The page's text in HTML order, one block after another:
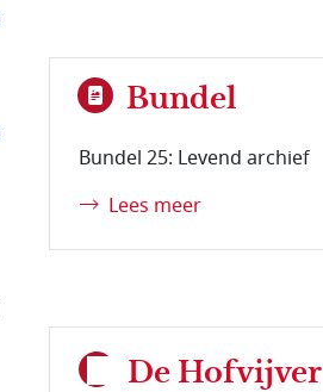
Bundel
Bundel 25: Levend archief
Lees meer
De Hofvijver